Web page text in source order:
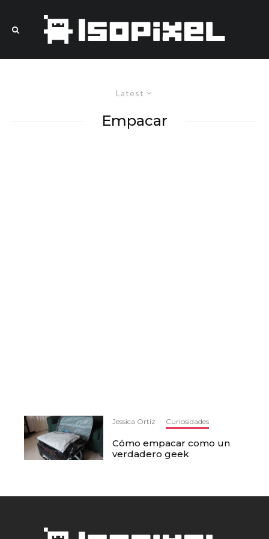
Latest
Empacar
Jessica Ortiz · Curiosidades
Cómo empacar como un
verdadero geek